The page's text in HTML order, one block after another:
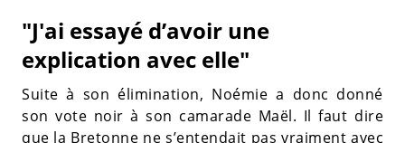
"J'ai essayé d’avoir une
explication avec elle"
Suite à son élimination, Noémie a donc donné
son vote noir à son camarade Maël. Il faut dire
que la Bretonne ne s’entendait pas vraiment avec